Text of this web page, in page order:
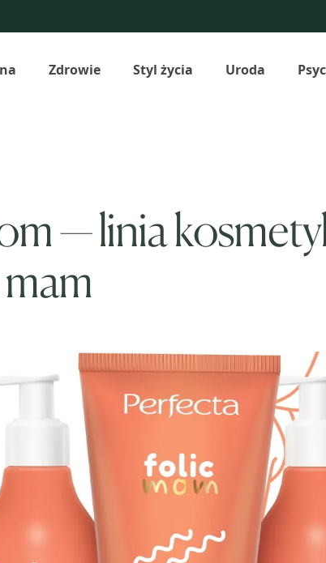
Zdrowie Styl życia Uroda
— linia